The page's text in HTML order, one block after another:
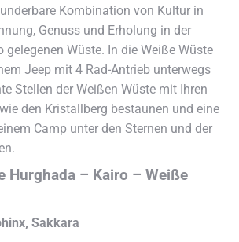
Kombination von Kultur in
Genuss und Erholung in der
Wüste. In die Weiße Wüste
Jeep mit 4 Rad-Antrieb unterwegs
Stellen der Weißen Wüste mit Ihren
den Kristallberg bestaunen und eine
Camp unter den Sternen und der
Hurghada – Kairo – Weiße
Sakkara